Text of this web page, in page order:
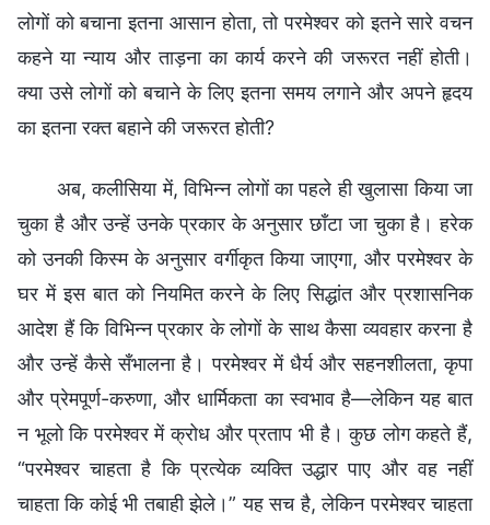
लोगों को बचाना इतना आसान होता, तो परमेश्वर को इतने सारे वचन
कहने या न्याय और ताड़ना का कार्य करने की जरूरत नहीं होती।
क्या उसे लोगों को बचाने के लिए इतना समय लगाने और अपने हृदय
का इतना रक्त बहाने की जरूरत होती?
अब, कलीसिया में, विभिन्न लोगों का पहले ही खुलासा किया जा
चुका है और उन्हें उनके प्रकार के अनुसार छाँटा जा चुका है। हरेक
को उनकी किस्म के अनुसार वर्गीकृत किया जाएगा, और परमेश्वर के
घर में इस बात को नियमित करने के लिए सिद्धांत और प्रशासनिक
आदेश हैं कि विभिन्न प्रकार के लोगों के साथ कैसा व्यवहार करना है
और उन्हें कैसे सँभालना है। परमेश्वर में धैर्य और सहनशीलता, कृपा
और प्रेमपूर्ण-करुणा, और धार्मिकता का स्वभाव है—लेकिन यह बात
न भूलो कि परमेश्वर में क्रोध और प्रताप भी है। कुछ लोग कहते हैं,
“परमेश्वर चाहता है कि प्रत्येक व्यक्ति उद्धार पाए और वह नहीं
चाहता कि कोई भी तबाही झेले।” यह सच है, लेकिन परमेश्वर चाहता